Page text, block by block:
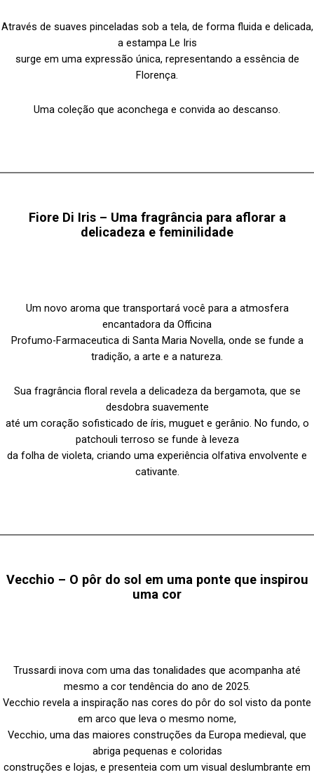
Através de suaves pinceladas sob a tela, de forma fluida e delicada,
a estampa Le Iris
surge em uma expressão única, representando a essência de
Florença.
Uma coleção que aconchega e convida ao descanso.
Fiore Di Iris – Uma fragrância para aflorar a
delicadeza e feminilidade
Um novo aroma que transportará você para a atmosfera
encantadora da Officina
Profumo-Farmaceutica di Santa Maria Novella, onde se funde a
tradição, a arte e a natureza.
Sua fragrância floral revela a delicadeza da bergamota, que se
desdobra suavemente
até um coração sofisticado de íris, muguet e gerânio. No fundo, o
patchouli terroso se funde à leveza
da folha de violeta, criando uma experiência olfativa envolvente e
cativante.
Vecchio – O pôr do sol em uma ponte que inspirou
uma cor
Trussardi inova com uma das tonalidades que acompanha até
mesmo a cor tendência do ano de 2025.
Vecchio revela a inspiração nas cores do pôr do sol visto da ponte
em arco que leva o mesmo nome,
Vecchio, uma das maiores construções da Europa medieval, que
abriga pequenas e coloridas
construções e lojas, e presenteia com um visual deslumbrante em